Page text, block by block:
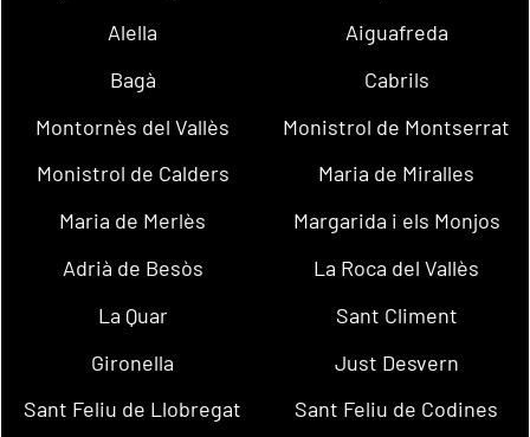
Alella
Aiguafreda
Bagà
Cabrils
Montornès del Vallès
Monistrol de Montserrat
Monistrol de Calders
Maria de Miralles
Maria de Merlès
Margarida i els Monjos
Adrià de Besòs
La Roca del Vallès
La Quar
Sant Climent
Gironella
Just Desvern
Sant Feliu de Llobregat
Sant Feliu de Codines